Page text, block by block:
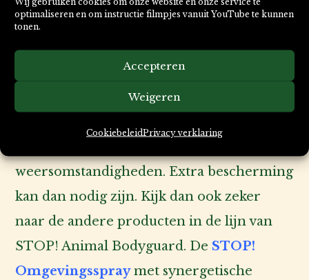
optimaliseren en om instructie filmpjes vanuit YouTube te kunnen
tonen.
Accepteren
Weigeren
CookiebeleidPrivacy verklaring
spuiten, waarna u de kat rustig kunt aaien.
de dosering rustig opbouwt.
Sommige dieren kunnen vatbaarder zijn
weersomstandigheden. Extra bescherming
kan dan nodig zijn. Kijk dan ook zeker
naar de andere producten in de lijn van
STOP! Animal Bodyguard. De STOP!
Omgevingsspraymet synergetische